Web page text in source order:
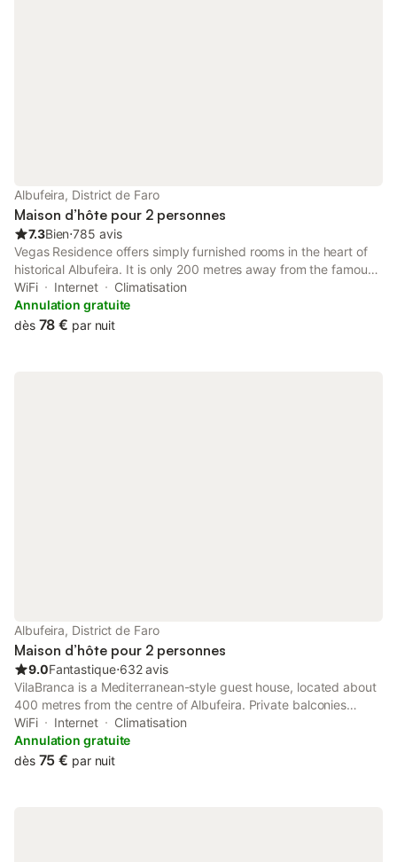
Albufeira, District de Faro
Maison d’hôte pour 2 personnes
7.3Bien⋅785 avis
Vegas Residence offers simply furnished rooms in the heart of
historical Albufeira. It is only 200 metres away from the famous
Fisherman’s Beach, and close to bars and restaurants.
WiFi Internet
Climatisation
Annulation gratuite
dès 78 € par nuit
Albufeira, District de Faro
Maison d’hôte pour 2 personnes
9.0Fantastique⋅632 avis
VilaBranca is a Mediterranean-style guest house, located about
400 metres from the centre of Albufeira. Private balconies
feature in the rooms. Set in a quiet area, VilaBranca is just 200
metres from Peneco Beach and 800 metres from Fishermen’s...
WiFi Internet
Climatisation
Annulation gratuite
dès 75 € par nuit